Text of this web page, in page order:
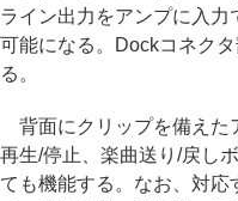
ライン出力をアンプに入
可能になる。Dockコネク
る。
背面にクリップを備えた
再生/停止、楽曲送り/戻し
ても機能する。なお、対